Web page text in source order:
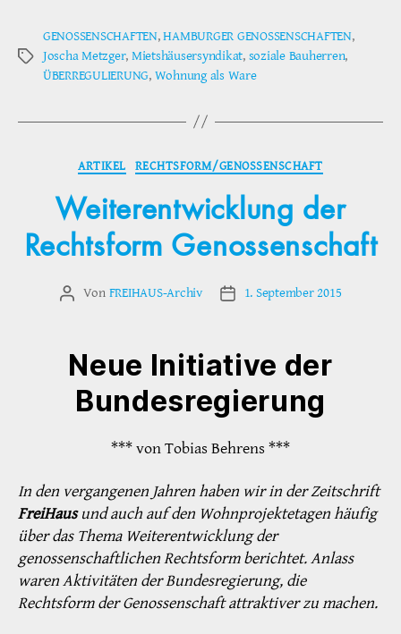
Schlagwörter
GENOSSENSCHAFTEN,HAMBURGER GENOSSENSCHAFTEN,
Joscha Metzger, Mietshäusersyndikat, soziale Bauherren,
ÜBERREGULIERUNG, Wohnung als Ware
Kategorien
ARTIKEL RECHTSFORM/GENOSSENSCHAFT
Weiterentwicklung der
Rechtsform Genossenschaft
Beitragsautor
Von FREIHAUS-Archiv Veröffentlichungsdatum
1. September 2015
Neue Initiative der
Bundesregierung
*** von Tobias Behrens ***
In den vergangenen Jahren haben wir in der Zeitschrift
FreiHausund auch auf den Wohnprojektetagen häufig
über das Thema Weiterentwicklung der
genossenschaftlichen Rechtsform berichtet. Anlass
waren Aktivitäten der Bundesregierung, die
Rechtsform der Genossenschaft attraktiver zu machen.